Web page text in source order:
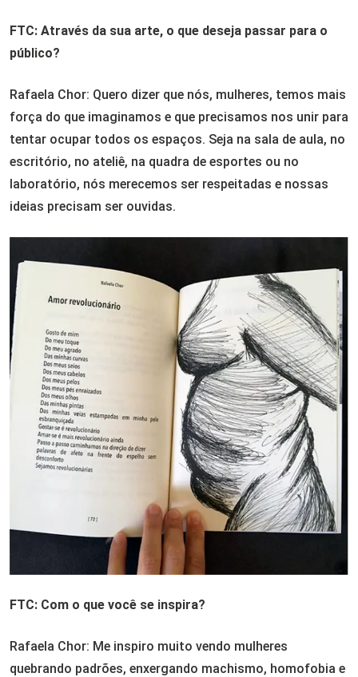
FTC: Através da sua arte, o que deseja passar para o
público?
Rafaela Chor: Quero dizer que nós, mulheres, temos mais
força do que imaginamos e que precisamos nos unir para
tentar ocupar todos os espaços. Seja na sala de aula, no
escritório, no ateliê, na quadra de esportes ou no
laboratório, nós merecemos ser respeitadas e nossas
ideias precisam ser ouvidas.
FTC: Com o que você se inspira?
Rafaela Chor: Me inspiro muito vendo mulheres
quebrando padrões, enxergando machismo, homofobia e